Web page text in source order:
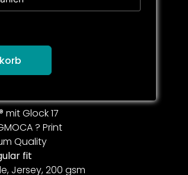
mit Glock 17
? Print
Quality
fit
Jersey, 200 gsm